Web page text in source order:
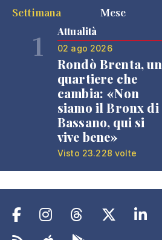
Settimana
Mese
1 Attualità
02 ago 2026
Rondò Brenta, un
quartiere che
cambia: «Non
siamo il Bronx di
Bassano, qui si
vive bene»
Visto 23.228 volte